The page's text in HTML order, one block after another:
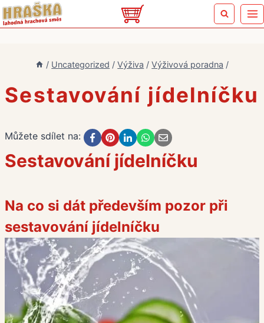
Přeskočit
na
/ Uncategorized / Výživa / Výživová poradna /
Sestavování jídelníčku
Můžete sdílet na:
Sestavování jídelníčku
Na co si dát především pozor při
sestavování jídelníčku